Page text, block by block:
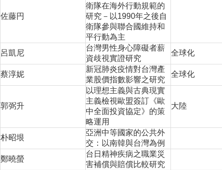
本
員
博
士
班
碩
在
職
專
佐藤円
衛隊在海外行動規範的
研究－以1990年之後自
衛隊參與聯合國維持和
平行動為主
呂凱尼
台灣男性身心障礙者薪
資歧視實證研究
全球化
蔡淳妮
新冠肺炎疫情對台灣產
業股價指數影響之研究
全球化
郭弼升
以理想主義與古典現實
主義檢視歐盟簽訂《歐
中全面投資協定》的策
略運用
大陸
朴昭垠
亞洲中等國家的公共外
交：以南韓與台灣為例
鄭曉螢
台日精神疾病之職業災
害補償與賠償比較研究